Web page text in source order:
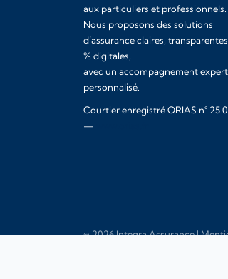
aux particuliers et professionnels.
Nous proposons des solutions
d’assurance claires,
% digitales,
avec un accompagnement
personnalisé.
Courtier enregistré ORIAS n° 25
—
© 2026 Integra Assurance |